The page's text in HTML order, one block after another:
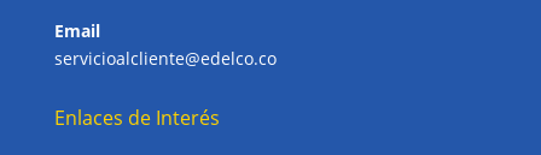
Email
servicioalcliente@edelco.co
Enlaces de Interés